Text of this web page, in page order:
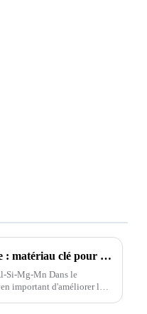
Nouvel alliage d'aluminium moulé sous pression à haute résistance : matériau clé pour l'allègement et l'amélioration des performances des véhicules automobiles
Si-Mg-Mn Dans le
important d'améliorer la